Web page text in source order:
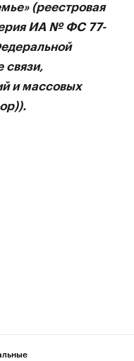
(реестровая
ИА № ФС 77-
связи,
и массовых